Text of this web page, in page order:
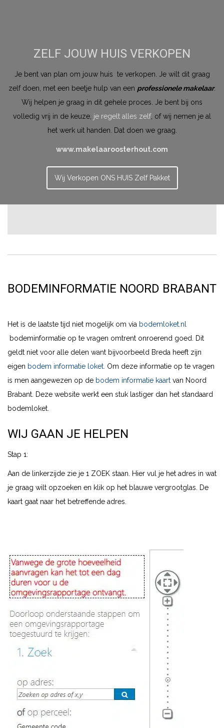
ZELF JOUW HUIS VERKOPEN
Je bent van plan om jouw huis te verkopen. Je wilt dit graag
zelf doen, met een beetje hulp van een professionele makelaar.
Wij helpen je graag in dit gehele proces. Je bent bij ons
volledig vrij in de keuze, je regelt alles zelf, of wij nemen je al
het werk uit handen. Dat doen we graag.
www.makelaaroosterhout.com
Wij Verkopen ONS HUIS Zelf Pakket
BODEMINFORMATIE NOORD BRABANT
Het is de laatste tijd niet mogelijk om via bodemloket.nl
bodeminformatie op te vragen omtrent onroerend goed. Dit
geldt niet voor alle delen want bijvoorbeeld Breda heeft zijn
eigen bodem informatie loket. Om deze informatie op te vragen
is men aangewezen op de bodem informatie kaart van Noord
Brabant. Deze website werkt een stuk lastiger dan het standaard
bodemloket.
WIJ GAAN JE HELPEN
Stap 1:
Aan de linkerzijde zie je 1 ZOEK staan. Hier vul je het adres in wat
je graag wilt opzoeken en klik op het blauwe vergrootglas. De
kaart gaat naar het betreffende adres.